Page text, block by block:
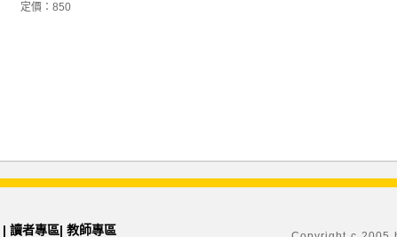
定價：850
| 讀者專區| 教師專區